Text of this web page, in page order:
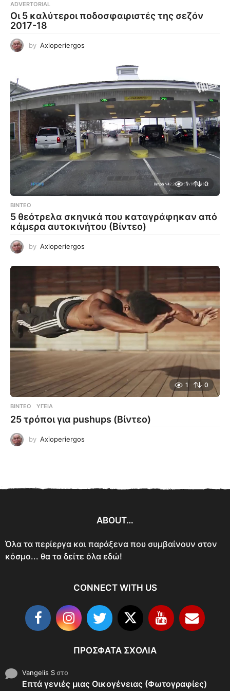
ADVERTORIAL
Οι 5 καλύτεροι ποδοσφαιριστές της σεζόν
2017-18
by Axioperiergos
1 0
ΒΊΝΤΕΟ
5 θεότρελα σκηνικά που καταγράφηκαν από
κάμερα αυτοκινήτου (Βίντεο)
by Axioperiergos
1 0
ΒΊΝΤΕΟ ΥΓΕΊΑ
25 τρόποι για pushups (Βίντεο)
by Axioperiergos
ABOUT…
Όλα τα περίεργα και παράξενα που συμβαίνουν στον
κόσμο... θα τα δείτε όλα εδώ!
CONNECT WITH US
ΠΡΌΣΦΑΤΑ ΣΧΌΛΙΑ
Vangelis Sστο
Επτά γενιές μιας Οικογένειας (Φωτογραφίες)